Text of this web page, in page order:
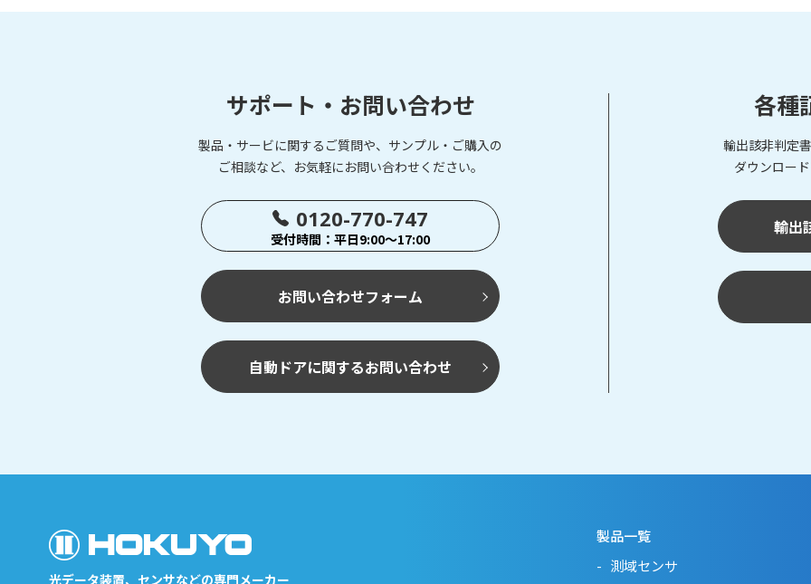
サポート・お問い合わせ
製品・サービに関するご質問や、サンプル・ご購入の
ご相談など、お気軽にお問い合わせください。
0120-770-747
受付時間：平日9:00～17:00
お問い合わせフォーム
自動ドアに関するお問い合わせ
各種
輸出該非判定
ダウンロー
輸出
光データ装置、センサなどの専門メーカー
製品一覧
測域センサ